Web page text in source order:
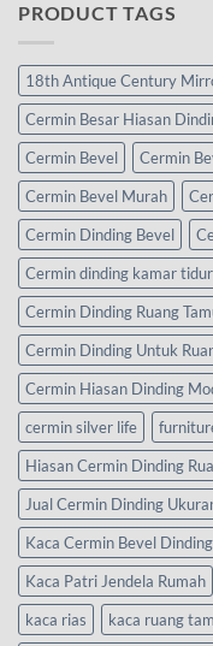
PRODUCT TAGS
18th Antique Century
Cermin Besar Hiasan
Cermin Bevel
Cermin
Cermin Bevel Murah
Cermin Dinding Bevel
Cermin dinding kamar tidur
Cermin Dinding Ruang
Cermin Dinding Untuk
Cermin Hiasan Dinding
cermin silver life
Hiasan Cermin Dinding
Jual Cermin Dinding
Kaca Cermin Bevel Dinding
Kaca Patri Jendela Rumah
kaca rias
kaca ruang